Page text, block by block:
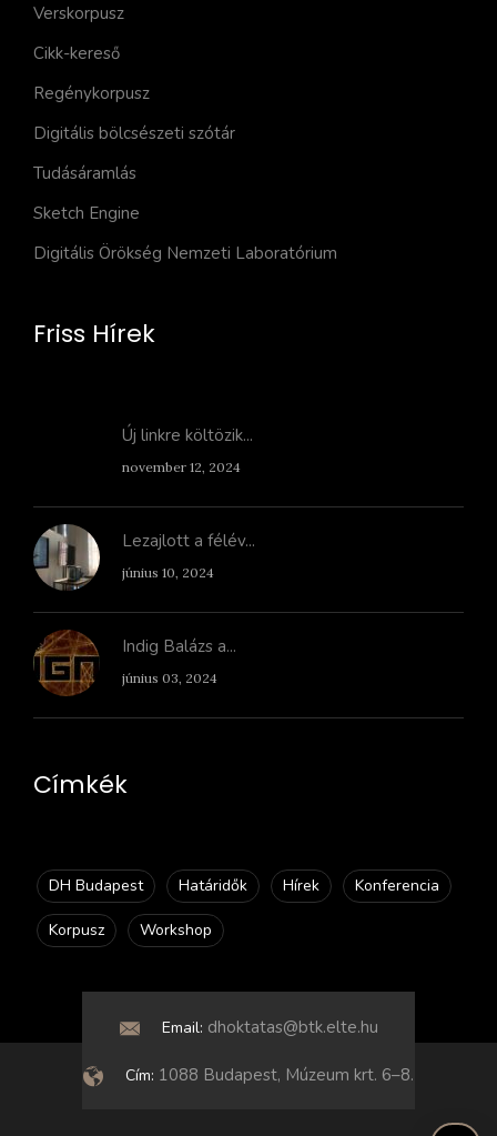
Verskorpusz
Cikk-kereső
Regénykorpusz
Digitális bölcsészeti szótár
Tudásáramlás
Sketch Engine
Digitális Örökség Nemzeti Laboratórium
Friss Hírek
Új linkre költözik...
november 12, 2024
Lezajlott a félév...
június 10, 2024
Indig Balázs a...
június 03, 2024
Címkék
DH Budapest Határidők Hírek Konferencia
Korpusz Workshop
Email: dhoktatas@btk.elte.hu
Cím: 1088 Budapest, Múzeum krt. 6–8.